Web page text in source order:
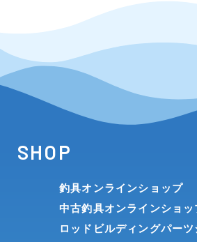
SHOP
釣具オンラインショップ
中古釣具オンラインショッ
ロッドビルディングパー